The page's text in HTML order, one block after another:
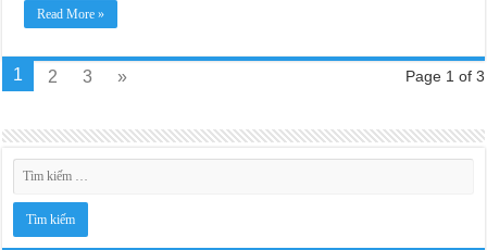
Read More »
Page 1 of 3
1 2 3 »